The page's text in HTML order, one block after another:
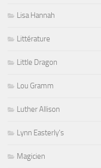
Lisa Hannah
Littérature
Little Dragon
Lou Gramm
Luther Allison
Lynn Easterly's
Magicien